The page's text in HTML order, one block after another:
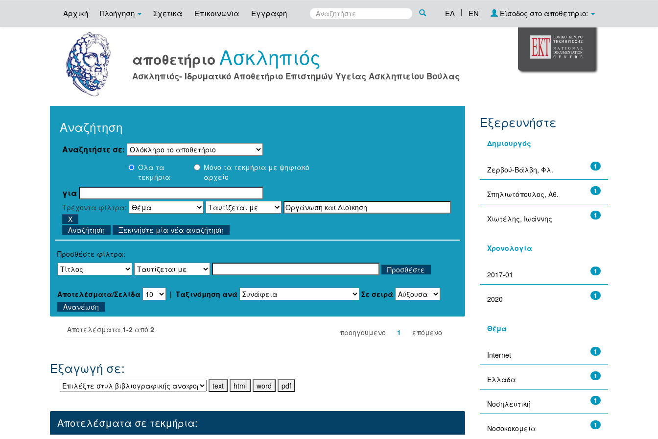
Αρχική Πλοήγηση Σχετικά Επικοινωνία Εγγραφή ΕΛ | EN Είσοδος στο αποθετήριο:
αποθετήριοΑσκληπιός
Ασκληπιός- Ιδρυματικό Αποθετήριο Επιστημών Υγείας Ασκληπιείου Βούλας
Αναζήτηση
Αναζητήστε σε:
Όλα τα
τεκμήρια
Μόνο τα τεκμήρια με ψηφιακό
αρχείο
για
Τρέχοντα φίλτρα:
Ξεκινήστε μία νέα αναζήτηση
Προσθέστε φίλτρα:
Αποτελέσματα/Σελίδα | Ταξινόμηση ανά Σε σειρά
Αποτελέσματα 1-2 από 2 προηγούμενο 1 επόμενο
Εξαγωγή σε:
Αποτελέσματα σε τεκμήρια:
Εξερευνήστε
Δημιουργός
1
Ζερβού-Βάλβη, Φλ.
1
Σπηλιωτόπουλος, Αθ.
1
Χιωτέλης, Ιωάννης
Χρονολογία
1
2017-01
1
2020
Θέμα
1
Internet
1
Ελλάδα
1
Νοσηλευτική
1
Νοσοκοκομεία